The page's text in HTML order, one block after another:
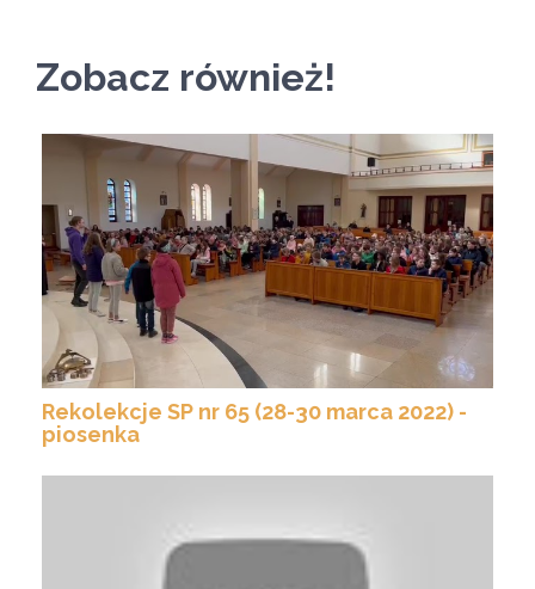
Zobacz również!
Rekolekcje SP nr 65 (28-30 marca 2022) -
piosenka